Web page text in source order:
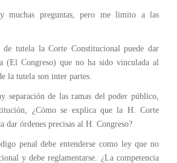
muchas preguntas, pero me limito a las
de tutela la Corte Constitucional puede dar
(El Congreso) que no ha sido vinculada al
la tutela son inter partes.
separación de las ramas del poder público,
¿Cómo se explica que la H. Corte
dar órdenes precisas al H. Congreso?
penal debe entenderse como ley que no
y debe reglamentarse. ¿La competencia